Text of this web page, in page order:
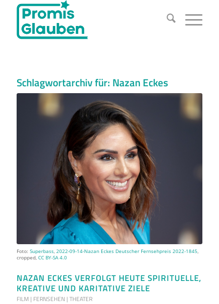
Schlagwortarchiv für: Nazan Eckes
Foto: Superbass, 2022-09-14-Nazan Eckes Deutscher Fernsehpreis 2022-1845,
cropped, CC BY-SA 4.0
NAZAN ECKES VERFOLGT HEUTE SPIRITUELLE,
KREATIVE UND KARITATIVE ZIELE
FILM | FERNSEHEN | THEATER